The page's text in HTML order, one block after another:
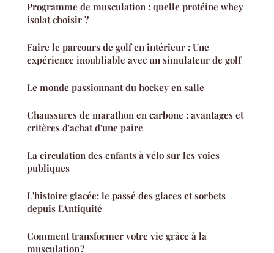
Programme de musculation : quelle protéine whey
isolat choisir ?
Faire le parcours de golf en intérieur : Une
expérience inoubliable avec un simulateur de golf
Le monde passionnant du hockey en salle
Chaussures de marathon en carbone : avantages et
critères d'achat d'une paire
La circulation des enfants à vélo sur les voies
publiques
L'histoire glacée: le passé des glaces et sorbets
depuis l'Antiquité
Comment transformer votre vie grâce à la
musculation ?